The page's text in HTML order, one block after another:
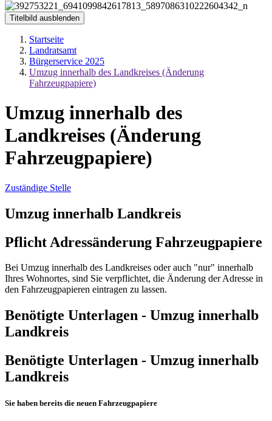
Titelbild ausblenden
Startseite
Landratsamt
Bürgerservice 2025
Umzug innerhalb des Landkreises (Änderung
Fahrzeugpapiere)
Umzug innerhalb des
Landkreises (Änderung
Fahrzeugpapiere)
Zuständige Stelle
Umzug innerhalb Landkreis
Pflicht Adressänderung Fahrzeugpapiere
Bei Umzug innerhalb des Landkreises oder auch "nur" innerhalb
Ihres Wohnortes, sind Sie verpflichtet, die Änderung der Adresse in
den Fahrzeugpapieren eintragen zu lassen.
Benötigte Unterlagen - Umzug innerhalb
Landkreis
Benötigte Unterlagen - Umzug innerhalb
Landkreis
Sie haben bereits die neuen Fahrzeugpapiere